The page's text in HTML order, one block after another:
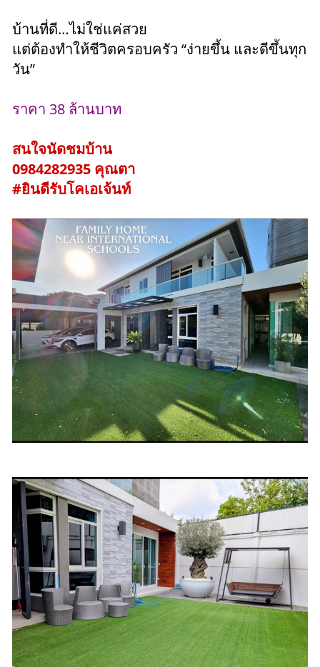
บ้านที่ดี…ไม่ใช่แค่สวย
แต่ต้องทำให้ชีวิตครอบครัว “ง่ายขึ้น และดีขึ้นทุก
วัน”
ราคา 38 ล้านบาท
สนใจนัดชมบ้าน
0984282935 คุณตา
#ยินดีรับโคเอเจ้นท์